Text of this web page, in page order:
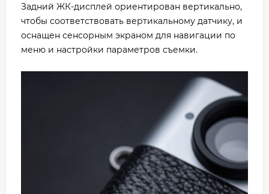
Задний ЖК-дисплей ориентирован вертикально,
чтобы соответствовать вертикальному датчику, и
оснащен сенсорным экраном для навигации по
меню и настройки параметров съемки.